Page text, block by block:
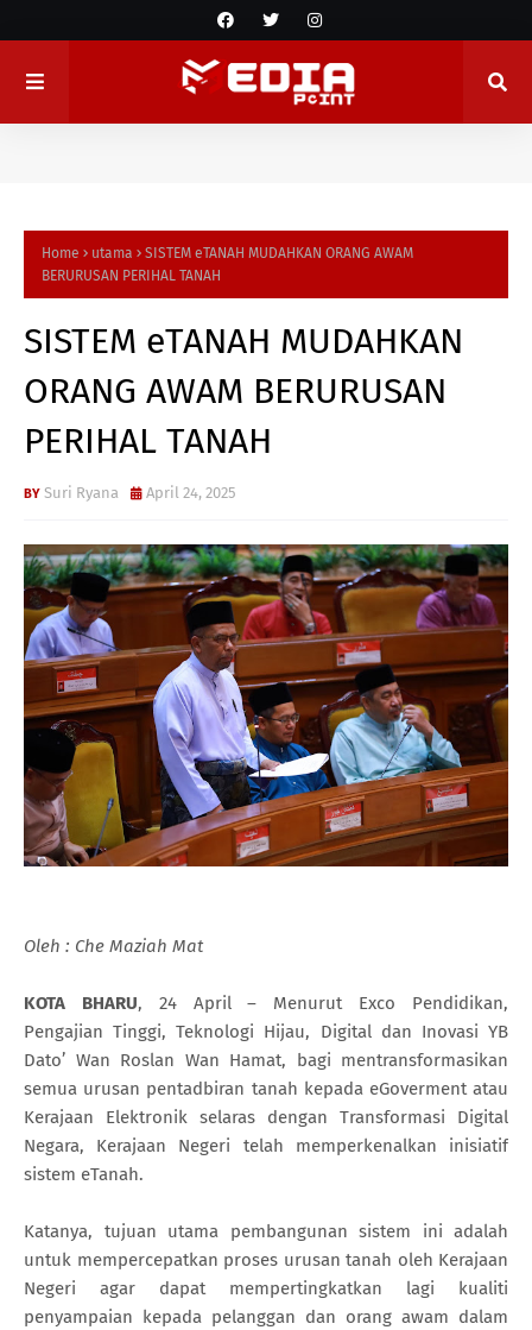
Home utama
SISTEM eTANAH MUDAHKAN ORANG AWAM
BERURUSAN PERIHAL TANAH
SISTEM eTANAH MUDAHKAN
ORANG AWAM BERURUSAN
PERIHAL TANAH
Suri Ryana April 24, 2025
Oleh : Che Maziah Mat
KOTA BHARU, 24 April – Menurut Exco Pendidikan,
Pengajian Tinggi, Teknologi Hijau, Digital dan Inovasi YB
Dato’ Wan Roslan Wan Hamat, bagi mentransformasikan
semua urusan pentadbiran tanah kepada eGoverment atau
Kerajaan Elektronik selaras dengan Transformasi Digital
Negara, Kerajaan Negeri telah memperkenalkan inisiatif
sistem eTanah.
Katanya, tujuan utama pembangunan sistem ini adalah
untuk mempercepatkan proses urusan tanah oleh Kerajaan
Negeri agar dapat mempertingkatkan lagi kualiti
penyampaian kepada pelanggan dan orang awam dalam